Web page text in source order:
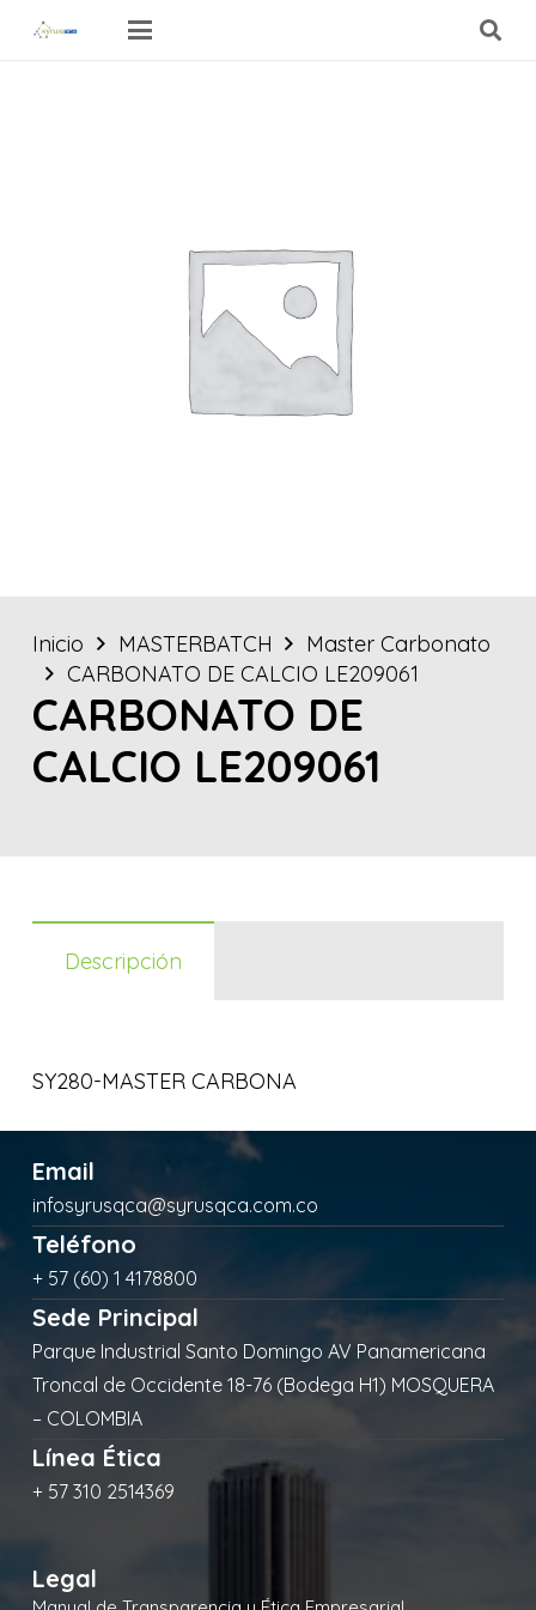
Inicio MASTERBATCH
Master Carbonato
CARBONATO DE CALCIO LE209061
CARBONATO DE
CALCIO LE209061
Descripción
SY280-MASTER CARBONA
Email
infosyrusqca@syrusqca.com.co
Teléfono
+ 57 (60) 1 4178800
Sede Principal
Parque Industrial Santo Domingo AV Panamericana
Troncal de Occidente 18-76 (Bodega H1) MOSQUERA
– COLOMBIA
Línea Ética
+ 57 310 2514369
Legal